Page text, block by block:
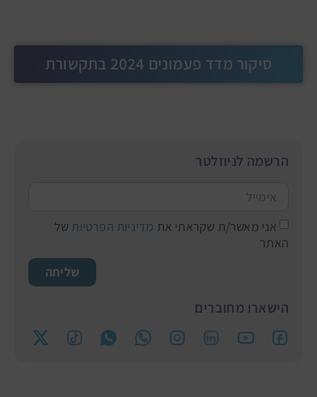
סיקור מדד פעמונים 2024 בתקשורת
הרשמה לניוזלטר
אני מאשר/ת שקראתי את מדיניות הפרטיות של
האתר
שליחה
הישארו מחוברים